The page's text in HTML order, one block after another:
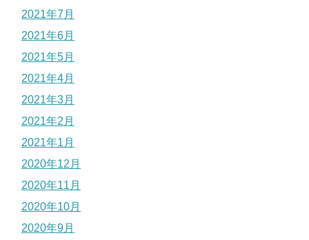
2021年7月
2021年6月
2021年5月
2021年4月
2021年3月
2021年2月
2021年1月
2020年12月
2020年11月
2020年10月
2020年9月